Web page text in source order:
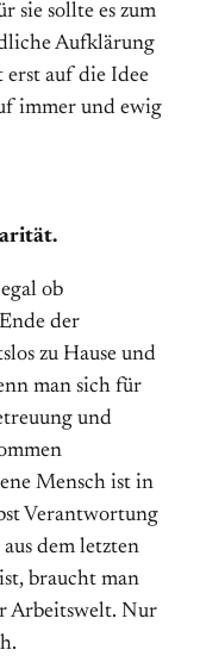
sie sollte es zum
Aufklärung
erst auf die Idee
immer und ewig
ob
der
zu Hause und
man sich für
und
Mensch ist in
Verantwortung
dem letzten
braucht man
Arbeitswelt. Nur